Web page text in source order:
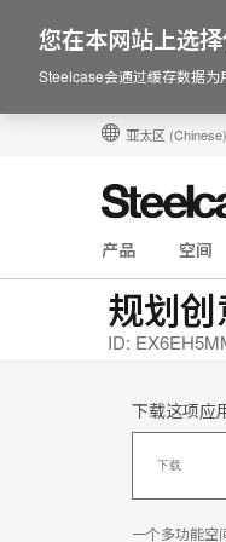
亚太区 (Chinese)
产品 空间
规划创
ID:
下载这项应
下载
应
一个多功能空
您在本网站上选择
Steelcase会通过缓存数据为